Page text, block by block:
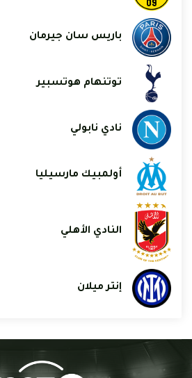
باريس سان جيرمان
توتنهام هوتسبير
نادي نابولي
أولمبيك مارسيليا
النادي الأهلي
إنتر ميلان